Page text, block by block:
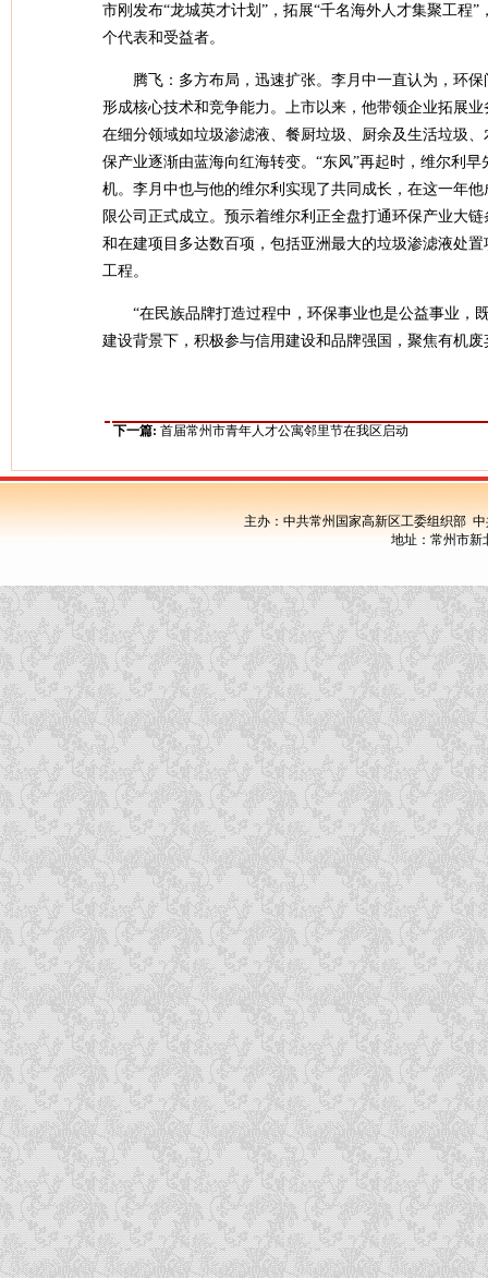
市刚发布“龙城英才计划”，拓展“千名海外人才集聚工程
个代表和受益者。
腾飞：多方布局，迅速扩张。李月中一直认为，环
形成核心技术和竞争能力。上市以来，他带领企业拓展
在细分领域如垃圾渗滤液、餐厨垃圾、厨余及生活垃圾
保产业逐渐由蓝海向红海转变。“东风”再起时，维尔利
机。李月中也与他的维尔利实现了共同成长，在这一年
限公司正式成立。预示着维尔利正全盘打通环保产业大
和在建项目多达数百项，包括亚洲最大的垃圾渗滤液处
工程。
“在民族品牌打造过程中，环保事业也是公益事业，
建设背景下，积极参与信用建设和品牌强国，聚焦有机
下一篇: 首届常州市青年人才公寓邻里节在我区启动
主办：中共常州国家高新区工委组织部
地址：常州市